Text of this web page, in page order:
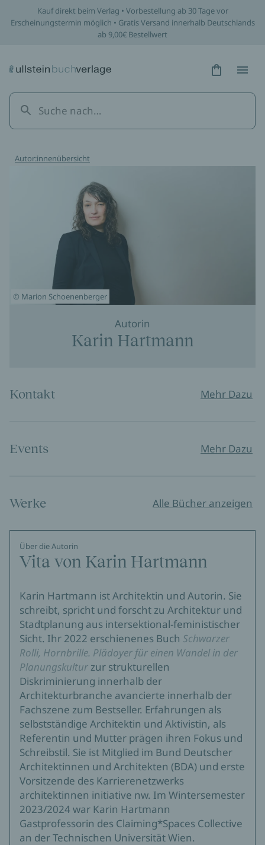
Kauf direkt beim Verlag • Vorbestellung ab 30 Tage vor
Erscheinungstermin möglich • Gratis Versand innerhalb Deutschlands
ab 9,00€ Bestellwert
Hidden
Autor:innenübersicht
© Marion Schoenenberger
Autorin
Karin Hartmann
Kontakt Mehr Dazu
Events Mehr Dazu
Werke Alle Bücher anzeigen
Über die Autorin
Vita von Karin Hartmann
Karin Hartmann ist Architektin und Autorin. Sie
schreibt, spricht und forscht zu Architektur und
Stadtplanung aus intersektional-feministischer
Sicht. Ihr 2022 erschienenes Buch Schwarzer
Rolli, Hornbrille. Plädoyer für einen Wandel in der
Planungskulturzur strukturellen
Diskriminierung innerhalb der
Architekturbranche avancierte innerhalb der
Fachszene zum Bestseller. Erfahrungen als
selbstständige Architektin und Aktivistin, als
Referentin und Mutter prägen ihren Fokus und
Schreibstil. Sie ist Mitglied im Bund Deutscher
Architektinnen und Architekten (BDA) und erste
Vorsitzende des Karrierenetzwerks
architektinnen initiative nw. Im Wintersemester
2023/2024 war Karin Hartmann
Gastprofessorin des Claiming*Spaces Collective
an der Technischen Universität Wien.